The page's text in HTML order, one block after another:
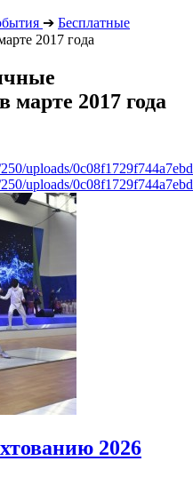
➔ Бесплатные
2017 года
2017 года
uploads/
uploads/
2026